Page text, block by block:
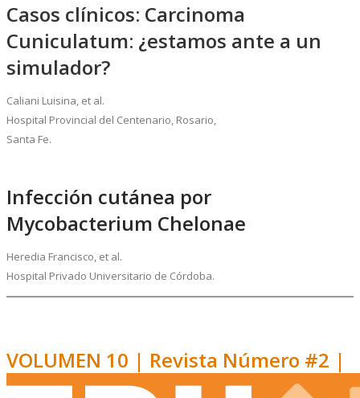
Casos clínicos: Carcinoma
Cuniculatum: ¿estamos ante a un
simulador?
Caliani Luisina, et al.
Hospital Provincial del Centenario, Rosario,
Santa Fe.
Infección cutánea por
Mycobacterium Chelonae
Heredia Francisco, et al.
Hospital Privado Universitario de Córdoba.
VOLUMEN 10 | Revista Número #2 |